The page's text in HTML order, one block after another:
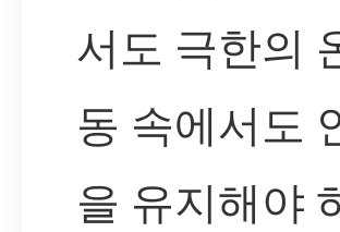
서도 극한의
동 속에서도
을 유지해야